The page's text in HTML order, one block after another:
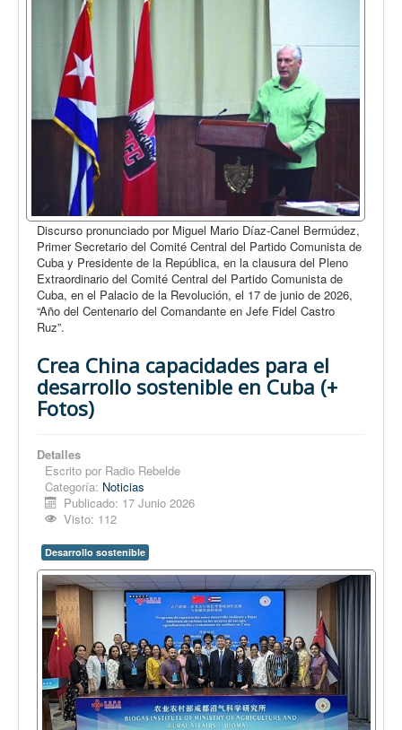
Discurso pronunciado por Miguel Mario Díaz-Canel Bermúdez,
Primer Secretario del Comité Central del Partido Comunista de
Cuba y Presidente de la República, en la clausura del Pleno
Extraordinario del Comité Central del Partido Comunista de
Cuba, en el Palacio de la Revolución, el 17 de junio de 2026,
“Año del Centenario del Comandante en Jefe Fidel Castro
Ruz”.
Crea China capacidades para el
desarrollo sostenible en Cuba (+
Fotos)
Detalles
Escrito por Radio Rebelde
Categoría: Noticias
Publicado: 17 Junio 2026
Visto: 112
Desarrollo sostenible